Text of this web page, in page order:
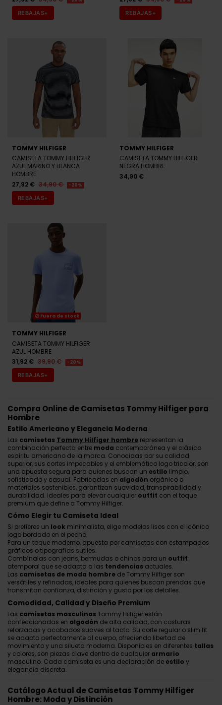
REBAJAS+ REBAJAS+
TOMMY HILFIGER
CAMISETA TOMMY HILFIGER
AZUL MARINO Y BLANCA
HOMBRE
27,92 € 34,90 € -20%
REBAJAS+
TOMMY HILFIGER
CAMISETA TOMMY HILFIGER
NEGRA HOMBRE
34,90 €
Fuera de stock
TOMMY HILFIGER
CAMISETA TOMMY HILFIGER
AZUL HOMBRE
31,92 € 39,90 € -20%
REBAJAS+
Compra Online de Camisetas Tommy Hilfiger para
Hombre
Estilo Americano y Elegancia Moderna
Las camisetas Tommy Hilfiger hombre representan la
combinación perfecta entre moda contemporánea y el clásico
espíritu americano de la marca. Conocidas por su calidad
superior, sus cortes impecables y el emblemático logo tricolor, son
una apuesta segura para quienes buscan un estilo limpio,
sofisticado y casual. Fabricadas en algodón orgánico o
materiales sostenibles, garantizan suavidad, transpirabilidad y
durabilidad. Ideales para elevar cualquier outfit con el toque
premium que define a Tommy Hilfiger.
Cómo Elegir tu Camiseta Ideal
Si prefieres un look minimalista, elige modelos lisos con el icónico
logo bordado en el pecho.
Para un toque moderno, apuesta por camisetas con estampados
gráficos o tipografías sutiles.
Combínalas con jeans, bermudas o chinos para un outfit
atemporal que se adapta a las tendencias actuales.
Las camisetas de moda hombre de Tommy Hilfiger son
versátiles y refinadas, ideales para quienes buscan prendas que
transmitan confianza, distinción y gusto por los detalles.
Comodidad, Calidad y Diseño Premium
Las camisetas masculinasTommy Hilfiger están
confeccionadas en algodón de alta calidad, con costuras
reforzadas y acabados suaves al tacto. Su corte regular o slim fit
se adapta perfectamente al cuerpo, ofreciendo libertad de
movimiento y una silueta moderna. Disponibles en diferentes tallas
y colores, son piezas clave dentro de cualquier armario
masculino. Cada camiseta es una declaración de estilo y
elegancia discreta.
Catálogo Actual de Camisetas Tommy Hilfiger
Hombre: Moda y Distinción